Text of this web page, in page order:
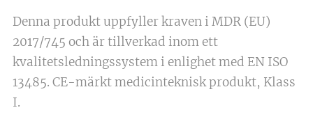
Denna produkt uppfyller kraven i MDR (EU)
2017/745 och är tillverkad inom ett
kvalitetsledningssystem i enlighet med EN ISO
13485. CE-märkt medicinteknisk produkt, Klass
I.